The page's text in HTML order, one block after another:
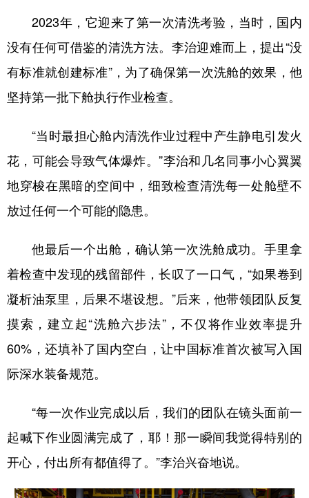
2023年，它迎来了第一次清洗考验，当时，国内
没有任何可借鉴的清洗方法。李治迎难而上，提出“没
有标准就创建标准”，为了确保第一次洗舱的效果，他
坚持第一批下舱执行作业检查。
“当时最担心舱内清洗作业过程中产生静电引发火
花，可能会导致气体爆炸。”李治和几名同事小心翼翼
地穿梭在黑暗的空间中，细致检查清洗每一处舱壁不
放过任何一个可能的隐患。
他最后一个出舱，确认第一次洗舱成功。手里拿
着检查中发现的残留部件，长叹了一口气，“如果卷到
凝析油泵里，后果不堪设想。”后来，他带领团队反复
摸索，建立起“洗舱六步法”，不仅将作业效率提升
60%，还填补了国内空白，让中国标准首次被写入国
际深水装备规范。
“每一次作业完成以后，我们的团队在镜头面前一
起喊下作业圆满完成了，耶！那一瞬间我觉得特别的
开心，付出所有都值得了。”李治兴奋地说。